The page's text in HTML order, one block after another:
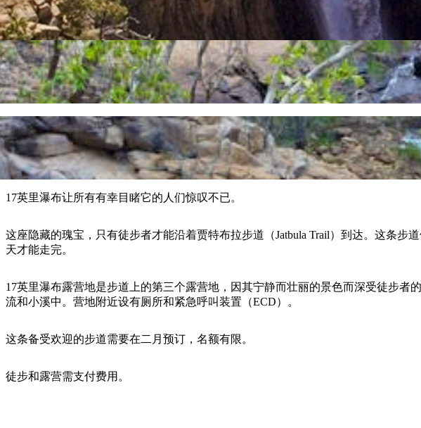
17英里瀑布让所有有幸目睹它的人们惊叹不已。
这座隐藏的瑰宝，只有徒步者才能沿着贾特布拉步道（Jatbula Trail）到达。这条
天才能走完。
17英里瀑布露营地是步道上的第三个露营地，因其宁静而壮丽的景色而深受徒步
流和小溪中。营地附近设有厕所和紧急呼叫装置（ECD）。
这条备受欢迎的步道需要在二月预订，名额有限。
徒步和露营需支付费用。